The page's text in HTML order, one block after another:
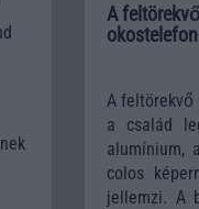
A
A
a család
alumínium,
colos
jellemzi. A